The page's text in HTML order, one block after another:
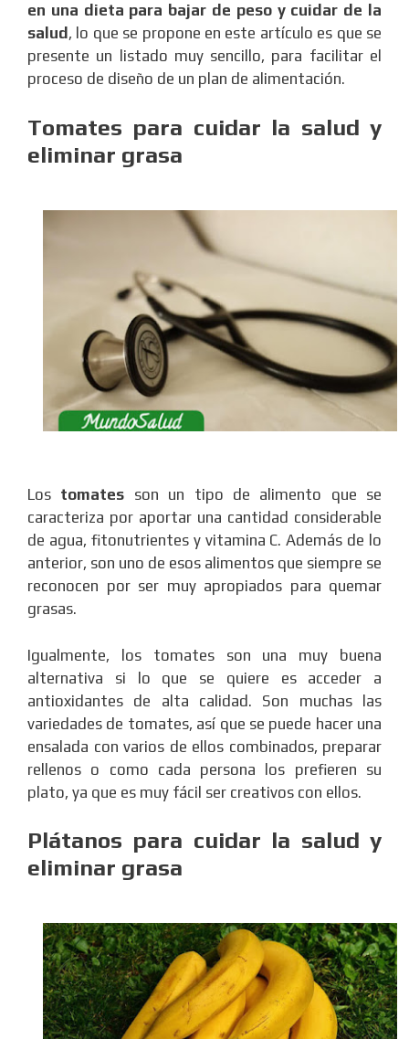
en una dieta para bajar de peso y cuidar de la
salud , lo que se propone en este artículo es que se
presente un listado muy sencillo, para facilitar el
proceso de diseño de un plan de alimentación.
Tomates para cuidar la salud y
eliminar grasa
Los tomates son un tipo de alimento que se
caracteriza por aportar una cantidad considerable
de agua, fitonutrientes y vitamina C. Además de lo
anterior, son uno de esos alimentos que siempre se
reconocen por ser muy apropiados para quemar
grasas.
Igualmente, los tomates son una muy buena
alternativa si lo que se quiere es acceder a
antioxidantes de alta calidad. Son muchas las
variedades de tomates, así que se puede hacer una
ensalada con varios de ellos combinados, preparar
rellenos o como cada persona los prefieren su
plato, ya que es muy fácil ser creativos con ellos.
Plátanos para cuidar la salud y
eliminar grasa